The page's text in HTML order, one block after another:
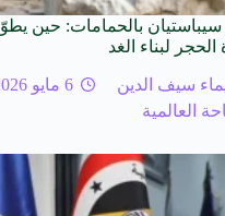
بالحمامات: حين
لبناء الغد
سيف الدين
6 مايو 2026
العالمية